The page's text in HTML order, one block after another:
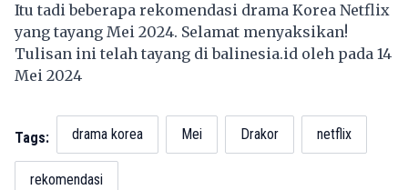
Itu tadi beberapa rekomendasi drama Korea Netflix
yang tayang Mei 2024. Selamat menyaksikan!
Tulisan ini telah tayang dibalinesia.id oleh pada 14
Mei 2024
Tags: drama korea Mei Drakor netflix
rekomendasi